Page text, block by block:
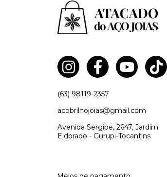
(63) 98119-2357
acobrilhojoias@gmail.com
Avenida Sergipe, 2647, Jardim
Eldorado - Gurupi-Tocantins